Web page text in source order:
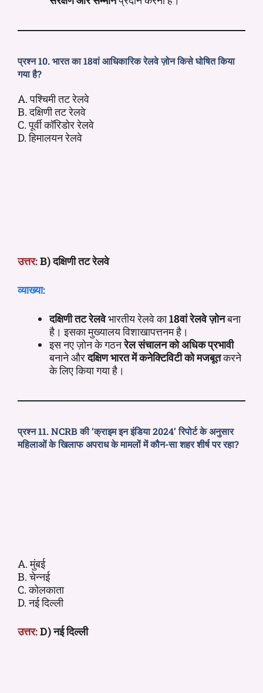
प्रश्न 10. भारत का 18वां आधिकारिक रेलवे ज़ोन किसे घोषित किया
गया है?
A. पश्चिमी तट रेलवे
B. दक्षिणी तट रेलवे
C. पूर्वी कॉरिडोर रेलवे
D. हिमालयन रेलवे
उत्तर:B) दक्षिणी तट रेलवे
व्याख्या:
दक्षिणी तट रेलवेभारतीय रेलवे का18वां रेलवे ज़ोनबना
है। इसका मुख्यालय विशाखापत्तनम है।
इस नए ज़ोन के गठनरेल संचालन को अधिक प्रभावी
बनाने औरदक्षिण भारत में कनेक्टिविटी को मजबूतकरने
के लिए किया गया है।
प्रश्न 11. NCRB की ‘क्राइम इन इंडिया 2024’ रिपोर्ट के अनुसार
महिलाओं के खिलाफ अपराध के मामलों में कौन-सा शहर शीर्ष पर रहा?
A. मुंबई
B. चेन्नई
C. कोलकाता
D. नई दिल्ली
उत्तर:D) नई दिल्ली